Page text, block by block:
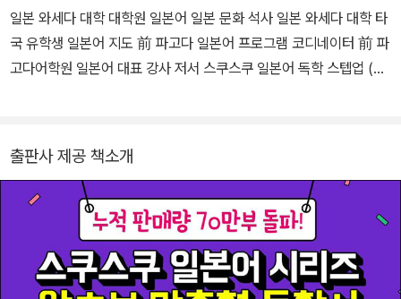
일본 와세다 대학 대학원 일본어 일본 문화 석사 일본 와세다 대학 타
국 유학생 일본어 지도 前 파고다 일본어 프로그램 코디네이터 前 파
고다어학원 일본어 대표 강사 저서 스쿠스쿠 일본어 독학 스텝업 (20
2 (개정증보판) (2012) NEW 스쿠스쿠 일본어 3 (개정증보판) (20
12) NEW 스쿠스쿠 일본어 4 (개정증보판) (2012) 스쿠스쿠 일본
어 초급 독해 (2008) 스쿠스쿠 일본어 첫걸음 (2006) 스쿠스쿠 일
본어 초급 (2006) 스쿠스쿠 일본어 중급 (2006)
출판사 제공 책소개